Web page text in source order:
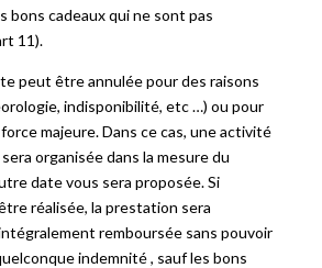
bons cadeaux qui ne sont pas
11).
peut être annulée pour des raisons
indisponibilité, etc …) ou pour
majeure. Dans ce cas, une activité
organisée dans la mesure du
date vous sera proposée. Si
réalisée, la prestation sera
remboursée sans pouvoir
indemnité , sauf les bons